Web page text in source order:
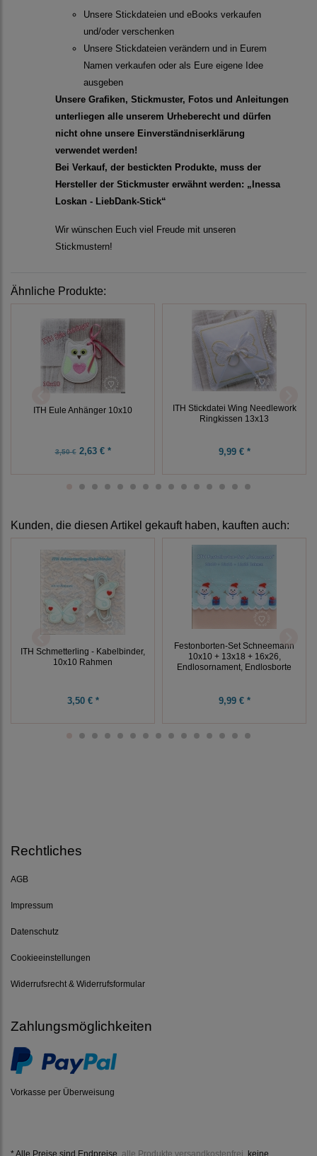
Unsere Stickdateien und eBooks verkaufen
und/oder verschenken
Unsere Stickdateien verändern und in Eurem
Namen verkaufen oder als Eure eigene Idee
ausgeben
Unsere Grafiken, Stickmuster, Fotos und Anleitungen
unterliegen alle unserem Urheberecht und dürfen
nicht ohne unsere Einverständniserklärung
verwendet werden!
Bei Verkauf, der bestickten Produkte, muss der
Hersteller der Stickmuster erwähnt werden: „Inessa
Loskan - LiebDank-Stick“
Wir wünschen Euch viel Freude mit unseren
Stickmustern!
Ähnliche Produkte:
ITH Eule Anhänger 10x10
3,50 €2,63 € *
ITH Stickdatei Wing Needlework
Ringkissen 13x13
9,99 € *
Kunden, die diesen Artikel gekauft haben, kauften auch:
ITH Schmetterling - Kabelbinder,
10x10 Rahmen
3,50 € *
Festonborten-Set Schneemann
10x10 + 13x18 + 16x26,
Endlosornament, Endlosborte
9,99 € *
Rechtliches
AGB
Impressum
Datenschutz
Cookieeinstellungen
Widerrufsrecht & Widerrufsformular
Zahlungsmöglichkeiten
Vorkasse per Überweisung
* Alle Preise sind Endpreise, alle Produkte versandkostenfrei , keine